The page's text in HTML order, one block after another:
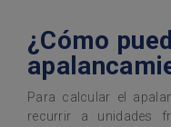
¿Cómo
Para calcular el
recurrir a unidades